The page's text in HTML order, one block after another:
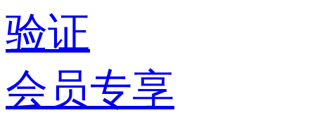
验证
会员专享